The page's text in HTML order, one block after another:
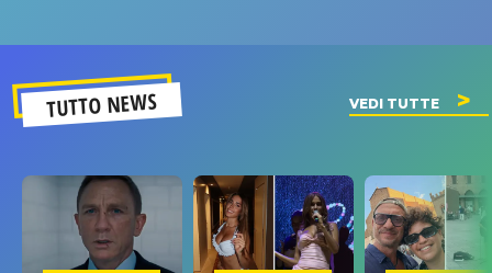
TUTTO NEWS VEDI TUTTE